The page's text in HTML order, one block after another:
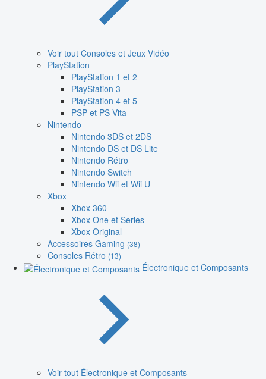
Voir tout Consoles et Jeux Vidéo
PlayStation
PlayStation 1 et 2
PlayStation 3
PlayStation 4 et 5
PSP et PS Vita
Nintendo
Nintendo 3DS et 2DS
Nintendo DS et DS Lite
Nintendo Rétro
Nintendo Switch
Nintendo Wii et Wii U
Xbox
Xbox 360
Xbox One et Series
Xbox Original
Accessoires Gaming (38)
Consoles Rétro (13)
Électronique et Composants
Voir tout Électronique et Composants